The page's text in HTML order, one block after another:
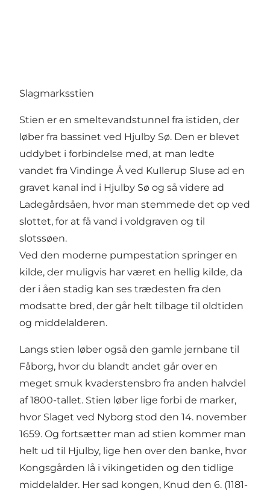
Slagmarksstien
Stien er en smeltevandstunnel fra istiden, der
løber fra bassinet ved Hjulby Sø. Den er blevet
uddybet i forbindelse med, at man ledte
vandet fra Vindinge Å ved Kullerup Sluse ad en
gravet kanal ind i Hjulby Sø og så videre ad
Ladegårdsåen, hvor man stemmede det op ved
slottet, for at få vand i voldgraven og til
slotssøen.
Ved den moderne pumpestation springer en
kilde, der muligvis har været en hellig kilde, da
der i åen stadig kan ses trædesten fra den
modsatte bred, der går helt tilbage til oldtiden
og middelalderen.
Langs stien løber også den gamle jernbane til
Fåborg, hvor du blandt andet går over en
meget smuk kvaderstensbro fra anden halvdel
af 1800-tallet. Stien løber lige forbi de marker,
hvor Slaget ved Nyborg stod den 14. november
1659. Og fortsætter man ad stien kommer man
helt ud til Hjulby, lige hen over den banke, hvor
Kongsgården lå i vikingetiden og den tidlige
middelalder. Her sad kongen, Knud den 6. (1181-